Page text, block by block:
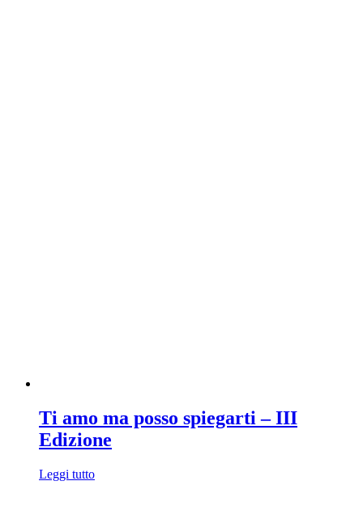
Ti amo ma posso spiegarti – III
Edizione
Leggi tutto